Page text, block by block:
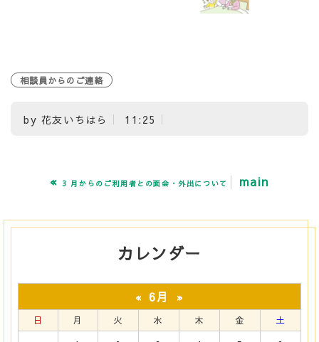
相談員からのご連絡
by 花友いちはら 11:25
« 3 月からのご利用者との面会・外出について main
カレンダー
« 6月 »
日 月 火 水 木 金 土